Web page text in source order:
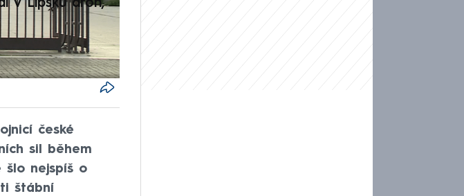
v Lipsku dron,
české
sil během
šlo nejspíš o
štábní